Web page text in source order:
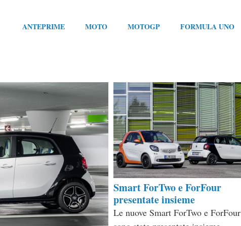
ANTEPRIME MOTO MOTOGP FORMULA UNO
Smart ForTwo e ForFour
presentate insieme
Le nuove Smart ForTwo e ForFour